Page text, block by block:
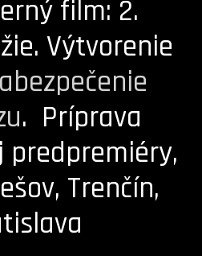
film: 2.
Výtvorenie
. Príprava
predpremiéry,
Trenčín,